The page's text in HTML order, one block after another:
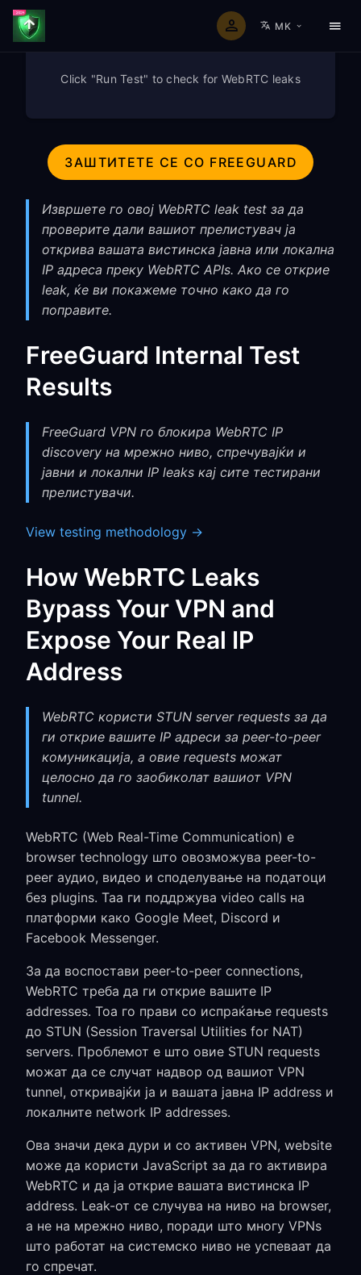
MK
Click "Run Test" to check for WebRTC leaks
ЗАШТИТЕТЕ СЕ СО FREEGUARD
Извршете го овој WebRTC leak test за да
проверите дали вашиот прелистувач ја
открива вашата вистинска јавна или локална
IP адреса преку WebRTC APIs. Ако се открие
leak, ќе ви покажеме точно како да го
поправите.
FreeGuard Internal Test
Results
FreeGuard VPN го блокира WebRTC IP
discovery на мрежно ниво, спречувајќи и
јавни и локални IP leaks кај сите тестирани
прелистувачи.
View testing methodology →
How WebRTC Leaks
Bypass Your VPN and
Expose Your Real IP
Address
WebRTC користи STUN server requests за да
ги открие вашите IP адреси за peer-to-peer
комуникација, а овие requests можат
целосно да го заобиколат вашиот VPN
tunnel.
WebRTC (Web Real-Time Communication) е
browser technology што овозможува peer-to-
peer аудио, видео и споделување на податоци
без plugins. Таа ги поддржува video calls на
платформи како Google Meet, Discord и
Facebook Messenger.
За да воспостави peer-to-peer connections,
WebRTC треба да ги открие вашите IP
addresses. Тоа го прави со испраќање requests
до STUN (Session Traversal Utilities for NAT)
servers. Проблемот е што овие STUN requests
можат да се случат надвор од вашиот VPN
tunnel, откривајќи ја и вашата јавна IP address и
локалните network IP addresses.
Ова значи дека дури и со активен VPN, website
може да користи JavaScript за да го активира
WebRTC и да ја открие вашата вистинска IP
address. Leak-от се случува на ниво на browser,
а не на мрежно ниво, поради што многу VPNs
што работат на системско ниво не успеваат да
го спречат.